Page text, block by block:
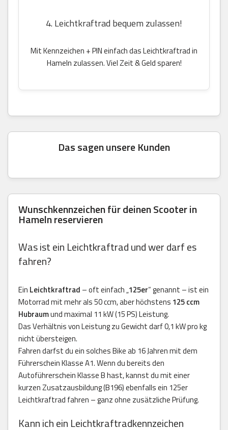
4. Leichtkraftrad bequem zulassen!
Mit Kennzeichen + PIN einfach das Leichtkraftrad in
Hameln zulassen. Viel Zeit & Geld sparen!
Das sagen unsere Kunden
Wunschkennzeichen für deinen Scooter in
Hameln reservieren
Was ist ein Leichtkraftrad und wer darf es
fahren?
Ein Leichtkraftrad – oft einfach „125er“ genannt – ist ein
Motorrad mit mehr als 50 ccm, aber höchstens 125 ccm
Hubraumund maximal 11 kW (15 PS) Leistung.
Das Verhältnis von Leistung zu Gewicht darf 0,1 kW pro kg
nicht übersteigen.
Fahren darfst du ein solches Bike ab 16 Jahren mit dem
Führerschein Klasse A1. Wenn du bereits den
Autoführerschein Klasse B hast, kannst du mit einer
kurzen Zusatzausbildung (B196) ebenfalls ein 125er
Leichtkraftrad fahren – ganz ohne zusätzliche Prüfung.
Kann ich ein Leichtkraftradkennzeichen